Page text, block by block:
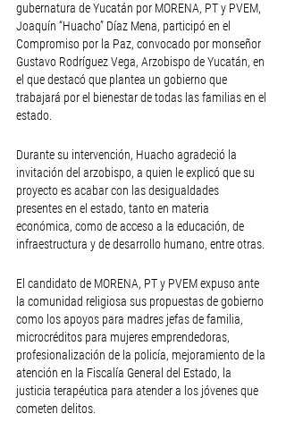
gubernatura de Yucatán por MORENA, PT y PVEM,
Joaquín “Huacho” Díaz Mena, participó en el
Compromiso por la Paz, convocado por monseñor
Gustavo Rodríguez Vega, Arzobispo de Yucatán, en
el que destacó que plantea un gobierno que
trabajará por el bienestar de todas las familias en el
estado.
Durante su intervención, Huacho agradeció la
invitación del arzobispo, a quien le explicó que su
proyecto es acabar con las desigualdades
presentes en el estado, tanto en materia
económica, como de acceso a la educación, de
infraestructura y de desarrollo humano, entre otras.
El candidato de MORENA, PT y PVEM expuso ante
la comunidad religiosa sus propuestas de gobierno
como los apoyos para madres jefas de familia,
microcréditos para mujeres emprendedoras,
profesionalización de la policía, mejoramiento de la
atención en la Fiscalía General del Estado, la
justicia terapéutica para atender a los jóvenes que
cometen delitos.